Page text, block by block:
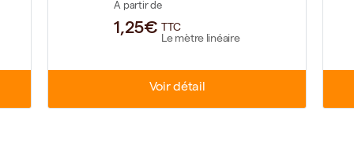
À partir de
1,25€
TTC
Le mètre linéaire
Voir détail